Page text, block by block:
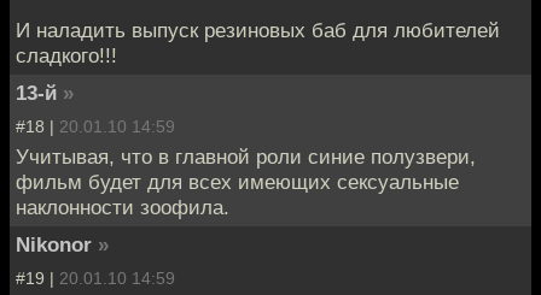
И наладить выпуск резиновых баб для любителей
сладкого!!!
13-й »
#18 | 20.01.10 14:59
Учитывая, что в главной роли синие полузвери,
фильм будет для всех имеющих сексуальные
наклонности зоофила.
Nikonor »
#19 | 20.01.10 14:59